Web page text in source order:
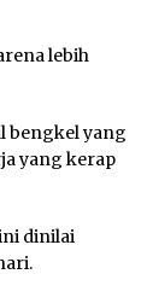
lebih
bengkel yang
yang kerap
dinilai